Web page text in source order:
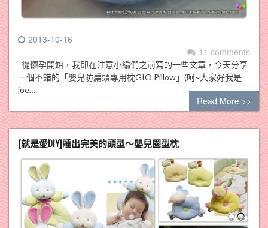
2013-10-16
11 comments
從懷孕開始，我即在注意小編們之前寫的一些文章，今天分享
一個不錯的「嬰兒防扁頭專用枕GIO Pillow」(呵~大家好我是
joe…
Read More >>
[就是愛DIY]睡出完美的頭型～嬰兒圈型枕